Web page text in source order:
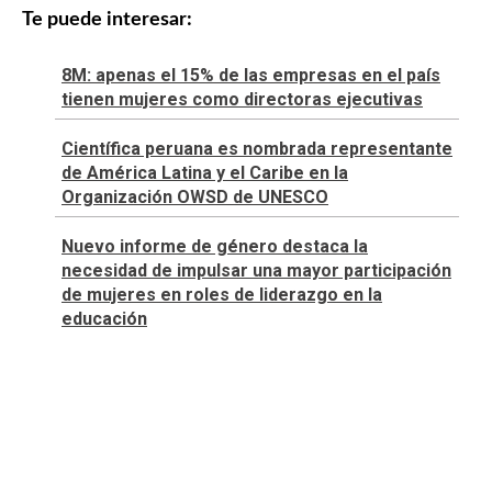
Te puede interesar:
8M: apenas el 15% de las empresas en el país
tienen mujeres como directoras ejecutivas
Científica peruana es nombrada representante
de América Latina y el Caribe en la
Organización OWSD de UNESCO
Nuevo informe de género destaca la
necesidad de impulsar una mayor participación
de mujeres en roles de liderazgo en la
educación